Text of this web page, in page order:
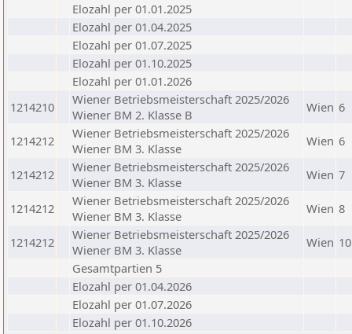
Elozahl per 01.01.2025
Elozahl per 01.04.2025
Elozahl per 01.07.2025
Elozahl per 01.10.2025
Elozahl per 01.01.2026
1214210
Wiener Betriebsmeisterschaft 2025/2026
Wiener BM 2. Klasse B
Wien 6
1214212
Wiener Betriebsmeisterschaft 2025/2026
Wiener BM 3. Klasse
Wien 6
1214212
Wiener Betriebsmeisterschaft 2025/2026
Wiener BM 3. Klasse
Wien 7
1214212
Wiener Betriebsmeisterschaft 2025/2026
Wiener BM 3. Klasse
Wien 8
1214212
Wiener Betriebsmeisterschaft 2025/2026
Wiener BM 3. Klasse
Wien 10
Gesamtpartien 5
Elozahl per 01.04.2026
Elozahl per 01.07.2026
Elozahl per 01.10.2026